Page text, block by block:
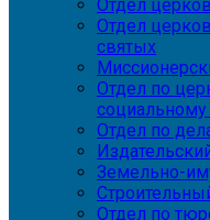
Отдел
Отдел
святых
Отдел по
Отдел по
Земельно-
Отдел по